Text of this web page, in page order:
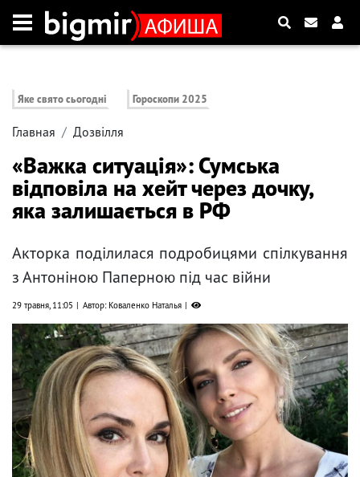
Яке свято сьогодні Гороскопи 2025
Главная Дозвілля
«Важка ситуація»: Сумська
відповіла на хейт через дочку,
яка залишається в РФ
Акторка поділилася подробицями спілкування
з Антоніною Паперною під час війни
29 травня, 11:05 Автор: Коваленко Наталья